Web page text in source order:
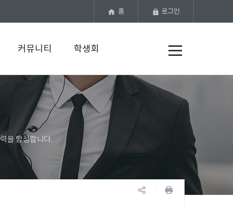
뉴
홈 로그인
커뮤니티 학생회